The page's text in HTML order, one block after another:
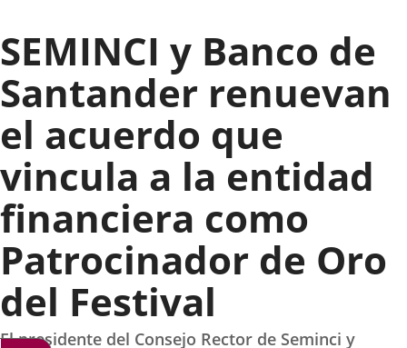
Valladolid
SEMINCI y Banco de
Santander renuevan
el acuerdo que
vincula a la entidad
financiera como
Patrocinador de Oro
del Festival
El presidente del Consejo Rector de Seminci y